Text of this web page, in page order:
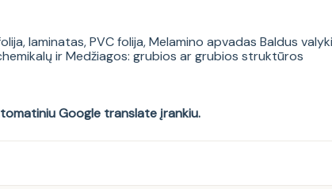
laminatas, PVC folija, Melamino apvadas Baldus
ir Medžiagos: grubios ar grubios struktūros
Google translate įrankiu.